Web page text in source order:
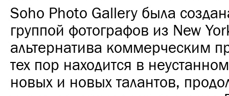
Soho Photo Gallery была
группой фотографов из New
альтернатива коммерческим
тех пор находится в
новых и новых талантов,